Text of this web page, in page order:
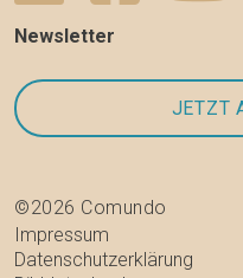
Newsletter
©2026 Comundo
Impressum
Datenschutzerklärung